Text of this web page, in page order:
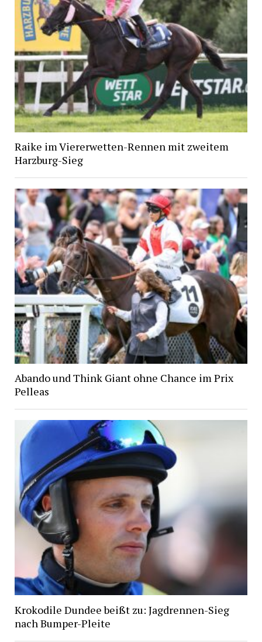
Raike im Viererwetten-Rennen mit zweitem
Harzburg-Sieg
Abando und Think Giant ohne Chance im Prix
Pelleas
Krokodile Dundee beißt zu: Jagdrennen-Sieg
nach Bumper-Pleite